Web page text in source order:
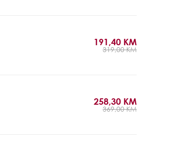
191,40 KM
319,00 KM
258,30 KM
369,00 KM